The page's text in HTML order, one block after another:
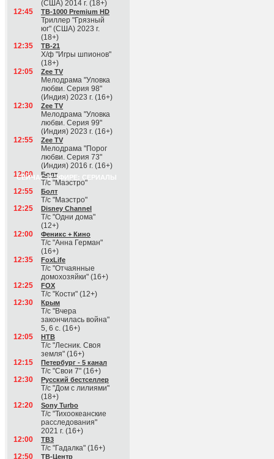
(США) 2014 г. (18+)
12:45
ТВ-1000 Premium HD
Триллер "Грязный
юг" (США) 2023 г.
(18+)
12:35
ТВ-21
Х/ф "Игры шпионов"
(18+)
12:05
Zee TV
Мелодрама "Уловка
любви. Серия 98"
(Индия) 2023 г. (16+)
12:30
Zee TV
Мелодрама "Уловка
любви. Серия 99"
(Индия) 2023 г. (16+)
12:55
Zee TV
Мелодрама "Порог
любви. Серия 73"
(Индия) 2016 г. (16+)
СЕЙЧАС В ЭФИРЕ: СЕРИАЛЫ
12:00 Болт
Т/с "Маэстро"
12:55
Болт
Т/с "Маэстро"
12:25
Disney Channel
Т/с "Одни дома"
(12+)
12:00
Феникс + Кино
Т/с "Анна Герман"
(16+)
12:35
FoxLife
Т/с "Отчаянные
домохозяйки" (16+)
12:25
FOX
Т/с "Кости" (12+)
12:30
Крым
Т/с "Вчера
закончилась война"
5, 6 с. (16+)
12:05
НТВ
Т/с "Лесник. Своя
земля" (16+)
12:15
Петербург - 5 канал
Т/с "Свои 7" (16+)
12:30
Русский бестселлер
Т/с "Дом с лилиями"
(18+)
12:20
Sony Turbo
Т/с "Тихоокеанские
расследования"
2021 г. (16+)
12:00
ТВ3
Т/с "Гадалка" (16+)
12:50
ТВ-Центр